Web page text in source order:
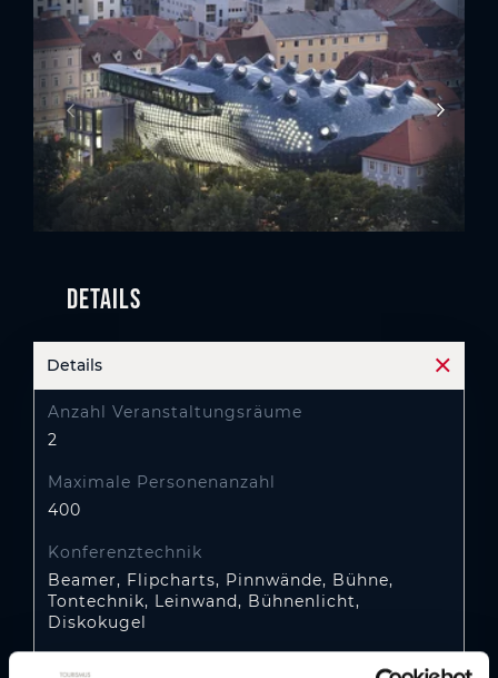
Details
Details
Anzahl Veranstaltungsräume
2
Maximale Personenanzahl
400
Konferenztechnik
Beamer, Flipcharts, Pinnwände, Bühne,
Tontechnik, Leinwand, Bühnenlicht,
Diskokugel